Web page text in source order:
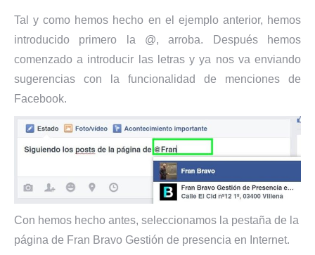
Tal y como hemos hecho en el ejemplo anterior, hemos
introducido primero la @, arroba. Después hemos
comenzado a introducir las letras y ya nos va enviando
sugerencias con la funcionalidad de menciones de
Facebook.
Con hemos hecho antes, seleccionamos la pestaña de la
página de Fran Bravo Gestión de presencia en Internet.